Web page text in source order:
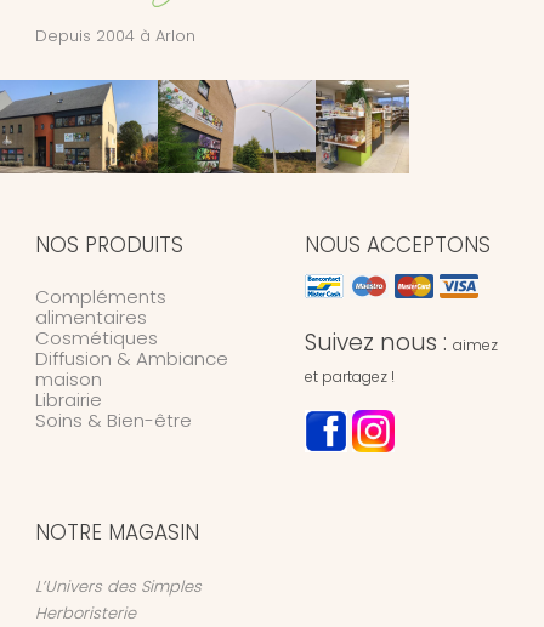
Depuis 2004 à Arlon
NOS PRODUITS
Compléments
alimentaires
Cosmétiques
Diffusion & Ambiance
maison
Librairie
Soins & Bien-être
NOUS ACCEPTONS
Suivez nous : aimez
et partagez !
NOTRE MAGASIN
L’Univers des Simples
Herboristerie